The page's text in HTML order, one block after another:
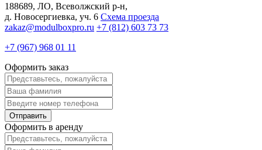
188689, ЛО, Всеволжский р-н,
д. Новосергиевка, уч. 6 Схема проезда
zakaz@modulboxpro.ru +7 (812) 603 73 73
+7 (967) 968 01 11
Оформить заказ
Оформить в аренду